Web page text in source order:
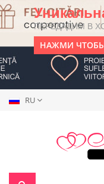
ПЕРЕДАДИМ В
НАЖМИ
RU